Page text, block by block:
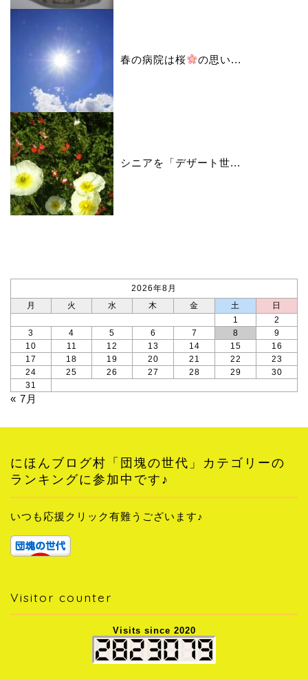
春の病院は桜 の思い...
シニアを「デザート世...
2026年8月
月
火 水 木 金 土
日
1
2
3
4 5 6 7 8
9
10
11 12 13 14 15
16
17
18 19 20 21 22
23
24
25 26 27 28 29
30
31
« 7月
にほんブログ村「団塊の世代」カテゴリーの
ランキングに参加中です♪
いつも応援クリック有難うございます♪
Visitor counter
Visits since 2020